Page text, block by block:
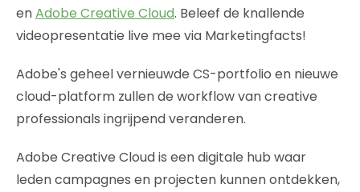
enAdobe Creative Cloud. Beleef de knallende
videopresentatie live mee via Marketingfacts!
Adobe's geheel vernieuwde CS-portfolio en nieuwe
cloud-platform zullen de workflow van creative
professionals ingrijpend veranderen.
Adobe Creative Cloud is een digitale hub waar
leden campagnes en projecten kunnen ontdekken,